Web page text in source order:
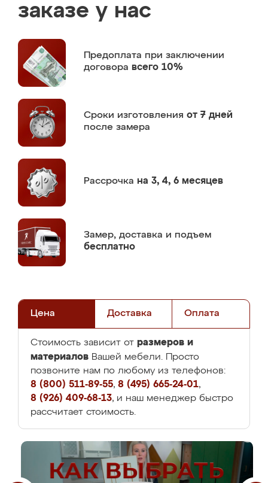
заказе у нас
Предоплата при заключении
договора всего 10%
Сроки изготовления от 7 дней
после замера
Рассрочка на 3, 4, 6 месяцев
Замер, доставка и подъем
бесплатно
Цена Доставка Оплата
Стоимость зависит от размеров и
материалов Вашей мебели. Просто
позвоните нам по любому из телефонов:
8 (800) 511-89-55, 8 (495) 665-24-01,
8 (926) 409-68-13, и наш менеджер быстро
рассчитает стоимость.